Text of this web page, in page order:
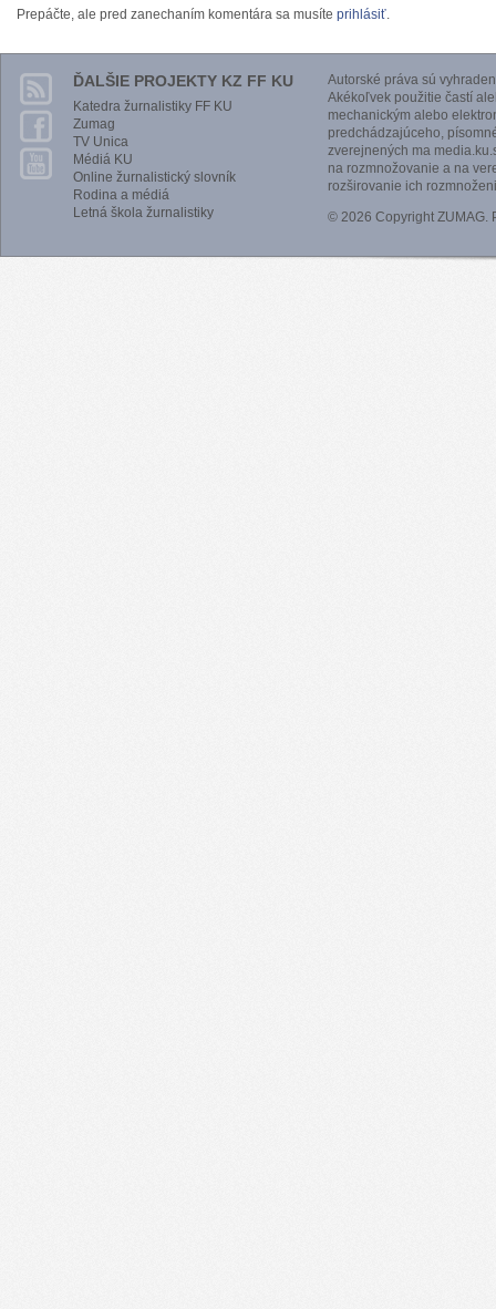
Prepáčte, ale pred zanechaním komentára sa musíte prihlásiť.
ĎALŠIE PROJEKTY KZ FF KU
Katedra žurnalistiky FF KU
Zumag
TV Unica
Médiá KU
Online žurnalistický slovník
Rodina a médiá
Letná škola žurnalistiky
Autorské práva sú
Akékoľvek použitie častí
mechanickým alebo
predchádzajúceho,
zverejnených ma
na rozmnožovanie a na
rozširovanie ich
© 2026 Copyright ZUMAG.